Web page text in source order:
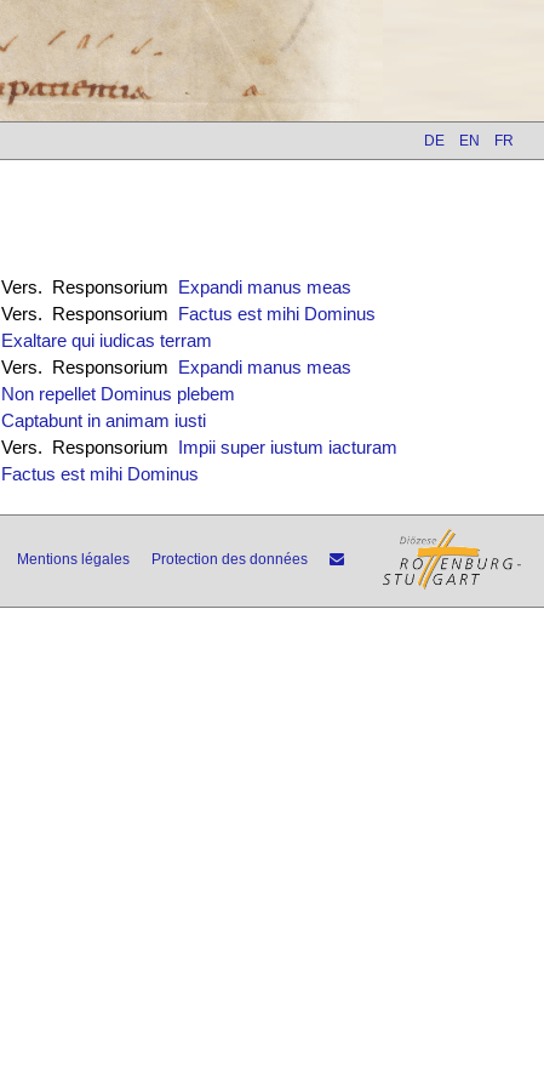
DE EN FR
Vers. Responsorium Expandi manus meas
Vers. Responsorium Factus est mihi Dominus
Exaltare qui iudicas terram
Vers. Responsorium Expandi manus meas
Non repellet Dominus plebem
Captabunt in animam iusti
Vers. Responsorium Impii super iustum iacturam
Factus est mihi Dominus
Mentions légales Protection des données